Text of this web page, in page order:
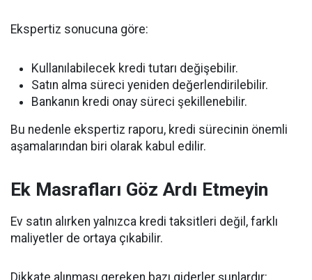
Ekspertiz sonucuna göre:
Kullanılabilecek kredi tutarı değişebilir.
Satın alma süreci yeniden değerlendirilebilir.
Bankanın kredi onay süreci şekillenebilir.
Bu nedenle ekspertiz raporu, kredi sürecinin önemli
aşamalarından biri olarak kabul edilir.
Ek Masrafları Göz Ardı Etmeyin
Ev satın alırken yalnızca kredi taksitleri değil, farklı
maliyetler de ortaya çıkabilir.
Dikkate alınması gereken bazı giderler şunlardır: